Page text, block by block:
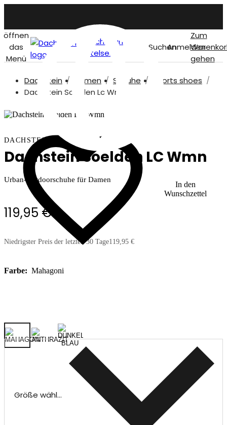
öffnen
das
Menü
Dachstein
titelseite
SuchenAnmelden
Zum
gehen
Dachstein Damen Schuhe
Sports shoes
Dachstein Soelden Lc Wmn
In den
Wunschzettel
DACHSTEIN
Dachstein Soelden LC Wmn
Urban-Outdoorschuhe für Damen
119,95 €
Niedrigster Preis der letzten 30 Tage119,95 €
Farbe: Mahagoni
Größe wählen